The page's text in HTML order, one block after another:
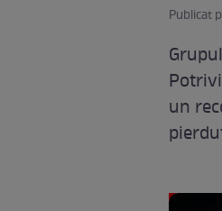
Publicat
un